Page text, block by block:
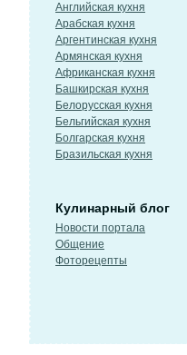
Английская кухня
Арабская кухня
Аргентинская кухня
Армянская кухня
Африканская кухня
Башкирская кухня
Белорусская кухня
Бельгийская кухня
Болгарская кухня
Бразильская кухня
Кулинарный блог
Новости портала
Общение
Фоторецепты